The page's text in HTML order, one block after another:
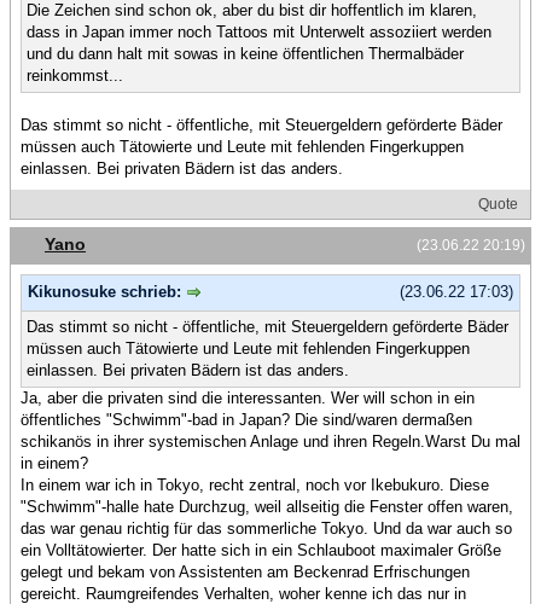
Die Zeichen sind schon ok, aber du bist dir hoffentlich im klaren,
dass in Japan immer noch Tattoos mit Unterwelt assoziiert werden
und du dann halt mit sowas in keine öffentlichen Thermalbäder
reinkommst...
Das stimmt so nicht - öffentliche, mit Steuergeldern geförderte Bäder
müssen auch Tätowierte und Leute mit fehlenden Fingerkuppen
einlassen. Bei privaten Bädern ist das anders.
Quote
(23.06.22 20:19)
Yano
(23.06.22 17:03)
Kikunosuke schrieb:
Das stimmt so nicht - öffentliche, mit Steuergeldern geförderte Bäder
müssen auch Tätowierte und Leute mit fehlenden Fingerkuppen
einlassen. Bei privaten Bädern ist das anders.
Ja, aber die privaten sind die interessanten. Wer will schon in ein
öffentliches "Schwimm"-bad in Japan? Die sind/waren dermaßen
schikanös in ihrer systemischen Anlage und ihren Regeln.Warst Du mal
in einem?
In einem war ich in Tokyo, recht zentral, noch vor Ikebukuro. Diese
"Schwimm"-halle hate Durchzug, weil allseitig die Fenster offen waren,
das war genau richtig für das sommerliche Tokyo. Und da war auch so
ein Volltätowierter. Der hatte sich in ein Schlauboot maximaler Größe
gelegt und bekam von Assistenten am Beckenrad Erfrischungen
gereicht. Raumgreifendes Verhalten, woher kenne ich das nur in